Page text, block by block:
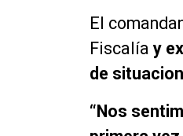
El
Fiscalía y
de
“Nos